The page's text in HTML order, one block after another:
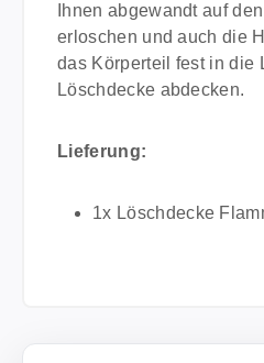
Ihnen abgewandt auf
erloschen und auch die
das Körperteil fest in die
Löschdecke abdecken.
Lieferung:
1x Löschdecke